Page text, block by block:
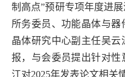
制高点”预研专项年度进
所务委员、功能晶体与
晶体研究中心副主任吴
报，与会委员提出针对性
江对2025年发表论文相关